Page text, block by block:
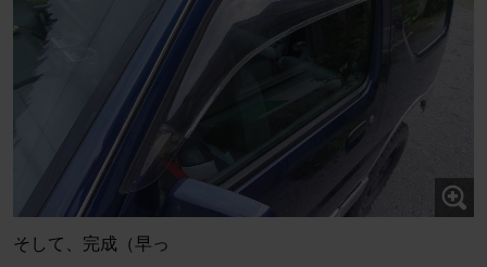
そして、完成（早っ